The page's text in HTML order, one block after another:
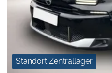
Standort Zentrallager